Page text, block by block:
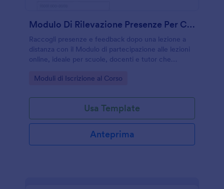
Modulo Di Rilevazione Presenze Per Corso Online
Raccogli presenze e feedback dopo una lezione a
distanza con il Modulo di partecipazione alle lezioni
online, ideale per scuole, docenti e tutor che
semplificare la data collection.
Go to Category:
Moduli di Iscrizione al Corso
Usa Template
Anteprima